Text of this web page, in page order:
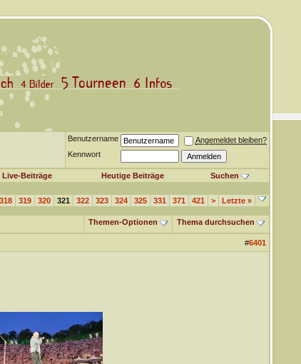
Benutzername
Angemeldet bleiben?
Kennwort
Live-Beiträge Heutige Beiträge Suchen
318 319 320 321 322 323 324 325 331 371 421 > Letzte »
Themen-Optionen Thema durchsuchen
#6401